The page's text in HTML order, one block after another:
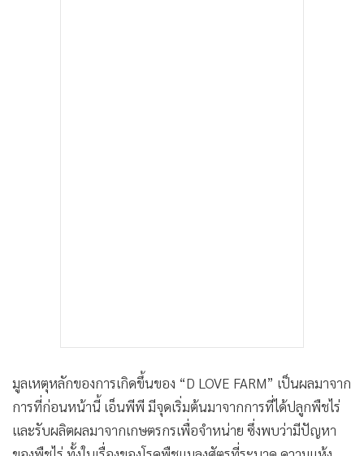
มูลเหตุหลักของการเกิดขึ้นของ “D LOVE FARM” เป็นผลมาจาก
การที่ก่อนหน้านี้ เอ็นพีพี มีจุดเริ่มต้นมาจากการที่ได้ปลูกพืชไร่
และรับผลิตผลมาจากเกษตรกรเพื่อจำหน่าย ซึ่งพบว่ามีปัญหา